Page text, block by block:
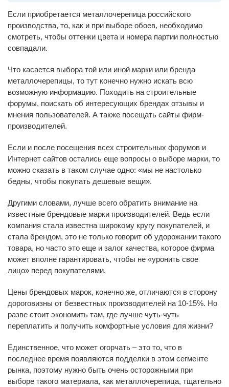
Если приобретается металлочерепица российского
производства, то, как и при выборе обоев, необходимо
смотреть, чтобы оттенки цвета и номера партии полностью
совпадали.
Что касается выбора той или иной марки или бренда
металлочерепицы, то тут конечно нужно искать всю
возможную информацию. Походить на строительные
форумы, поискать об интересующих брендах отзывы и
мнения пользователей. А также посещать сайты фирм-
производителей.
Если и после посещения всех строительных форумов и
Интернет сайтов остались еще вопросы о выборе марки, то
можно сказать в таком случае одно: «мы не настолько
бедны, чтобы покупать дешевые вещи».
Другими словами, лучше всего обратить внимание на
известные брендовые марки производителей. Ведь если
компания стала известна широкому кругу покупателей, и
стала брендом, это не только говорит об удорожании такого
товара, но часто это еще и залог качества, которое фирма
может вполне гарантировать, чтобы не «уронить свое
лицо» перед покупателями.
Цены брендовых марок, конечно же, отличаются в сторону
дороговизны от безвестных производителей на 10-15%. Но
разве стоит экономить там, где лучше чуть-чуть
переплатить и получить комфортные условия для жизни?
Единственное, что может огорчать – это то, что в
последнее время появляются подделки в этом сегменте
рынка, поэтому нужно быть очень осторожными при
выборе такого материала, как металлочерепица, тщательно